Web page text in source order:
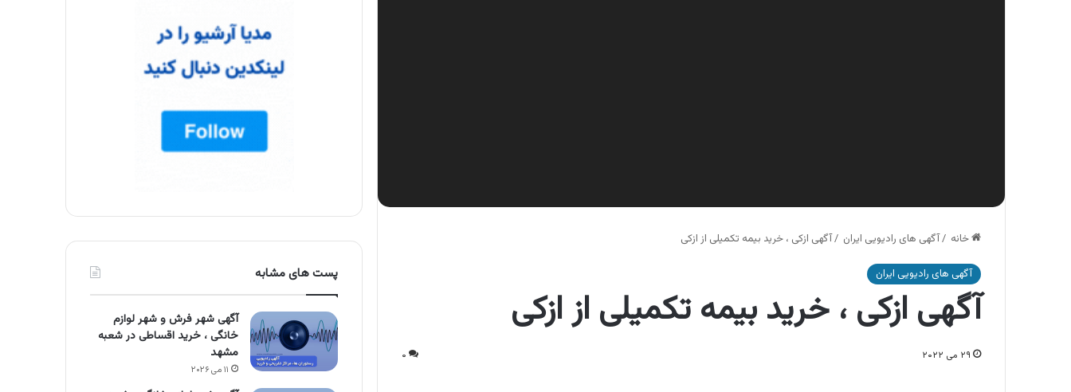
خانه /آگهی های رادیویی ایران /آگهی ازکی ، خرید بیمه تکمیلی از ازکی
آگهی های رادیویی ایران
آگهی ازکی ، خرید بیمه تکمیلی از ازکی
۲۹ می ۲۰۲۲ ۰
پست های مشابه
آگهی شهر فرش و شهر لوازم
خانگی ، خرید اقساطی در شعبه
مشهد
۱۱ می ۲۰۲۶